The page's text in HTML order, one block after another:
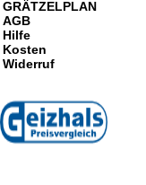
GRÄTZELPLAN
AGB
Hilfe
Kosten
Widerruf